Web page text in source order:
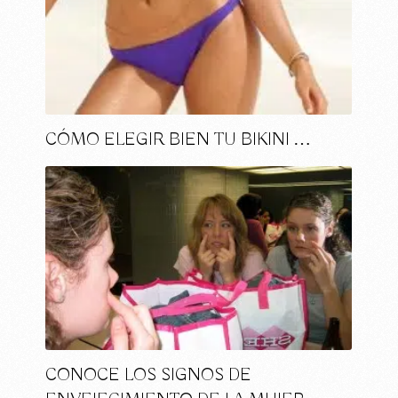
CÓMO ELEGIR BIEN TU BIKINI …
CONOCE LOS SIGNOS DE